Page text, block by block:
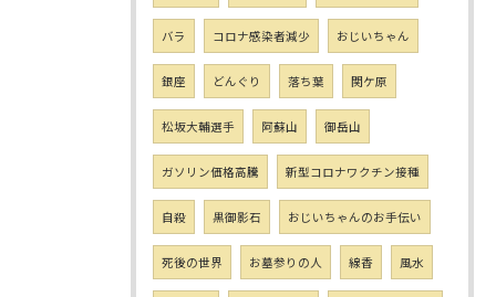
バラ コロナ感染者減少 おじいちゃん
銀座 どんぐり 落ち葉 関ケ原
松坂大輔選手 阿蘇山 御岳山
ガソリン価格高騰 新型コロナワクチン接種
自殺 黒御影石 おじいちゃんのお手伝い
死後の世界 お墓参りの人 線香 風水